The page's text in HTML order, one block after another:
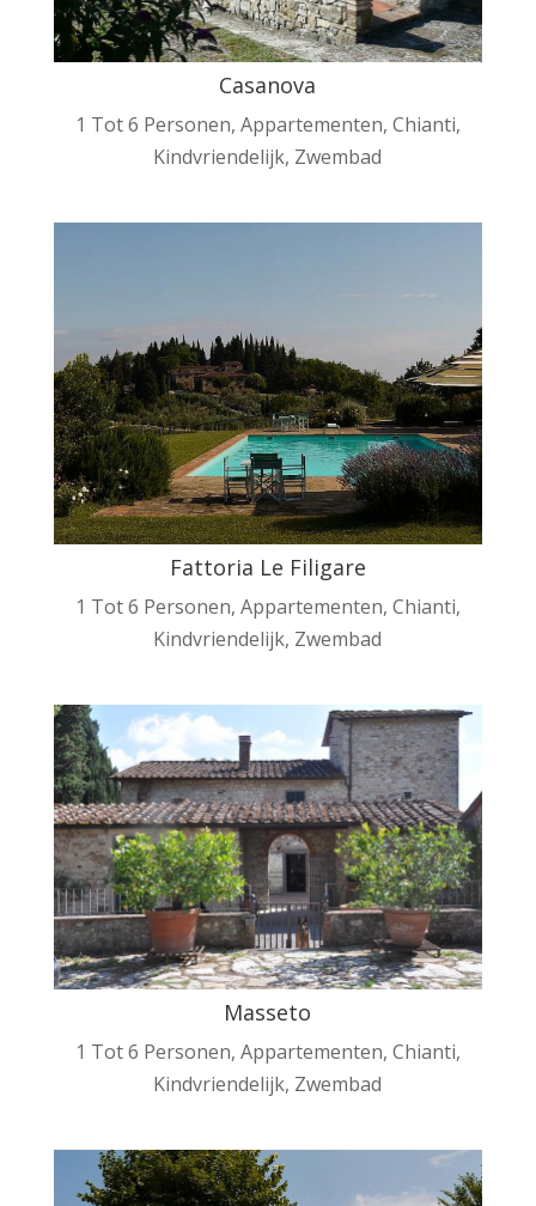
Casanova
1 Tot 6 Personen, Appartementen, Chianti,
Kindvriendelijk, Zwembad
Fattoria Le Filigare
1 Tot 6 Personen, Appartementen, Chianti,
Kindvriendelijk, Zwembad
Masseto
1 Tot 6 Personen, Appartementen, Chianti,
Kindvriendelijk, Zwembad